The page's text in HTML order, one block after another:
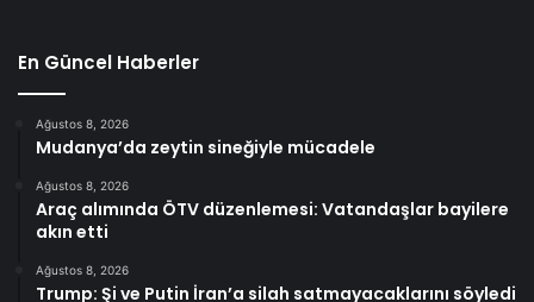
En Güncel Haberler
Ağustos 8, 2026
Mudanya’da zeytin sineğiyle mücadele
Ağustos 8, 2026
Araç alımında ÖTV düzenlemesi: Vatandaşlar bayilere
akın etti
Ağustos 8, 2026
Trump: Şi ve Putin İran’a silah satmayacaklarını söyledi